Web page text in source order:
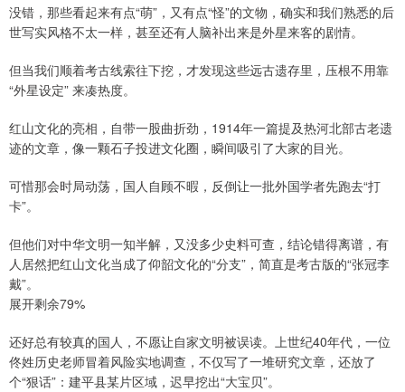
没错，那些看起来有点“萌”，又有点“怪”的文物，确实和我们熟悉的后
世写实风格不太一样，甚至还有人脑补出来是外星来客的剧情。
但当我们顺着考古线索往下挖，才发现这些远古遗存里，压根不用靠
“外星设定” 来凑热度。
红山文化的亮相，自带一股曲折劲，1914年一篇提及热河北部古老遗
迹的文章，像一颗石子投进文化圈，瞬间吸引了大家的目光。
可惜那会时局动荡，国人自顾不暇，反倒让一批外国学者先跑去“打
卡”。
但他们对中华文明一知半解，又没多少史料可查，结论错得离谱，有
人居然把红山文化当成了仰韶文化的“分支”，简直是考古版的“张冠李
戴”。
展开剩余79%
还好总有较真的国人，不愿让自家文明被误读。上世纪40年代，一位
佟姓历史老师冒着风险实地调查，不仅写了一堆研究文章，还放了
个“狠话”：建平县某片区域，迟早挖出“大宝贝”。